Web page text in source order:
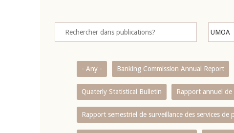
- Any - Banking Commission Annual Report
Quaterly Statistical Bulletin Rapport annuel de
Rapport semestriel de surveillance des services